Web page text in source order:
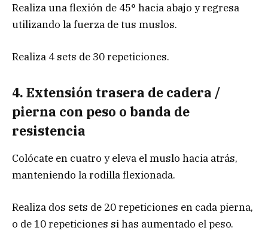
Realiza una flexión de 45° hacia abajo y regresa
utilizando la fuerza de tus muslos.
Realiza 4 sets de 30 repeticiones.
4. Extensión trasera de cadera /
pierna con peso o banda de
resistencia
Colócate en cuatro y eleva el muslo hacia atrás,
manteniendo la rodilla flexionada.
Realiza dos sets de 20 repeticiones en cada pierna,
o de 10 repeticiones si has aumentado el peso.